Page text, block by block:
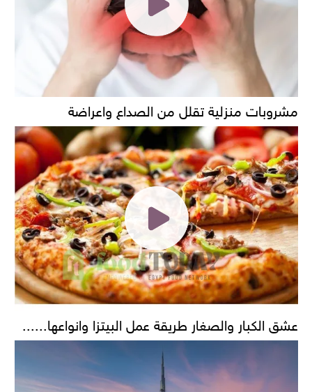
مشروبات منزلية تقلل من الصداع واعراضة
عشق الكبار والصغار طريقة عمل البيتزا وانواعها......